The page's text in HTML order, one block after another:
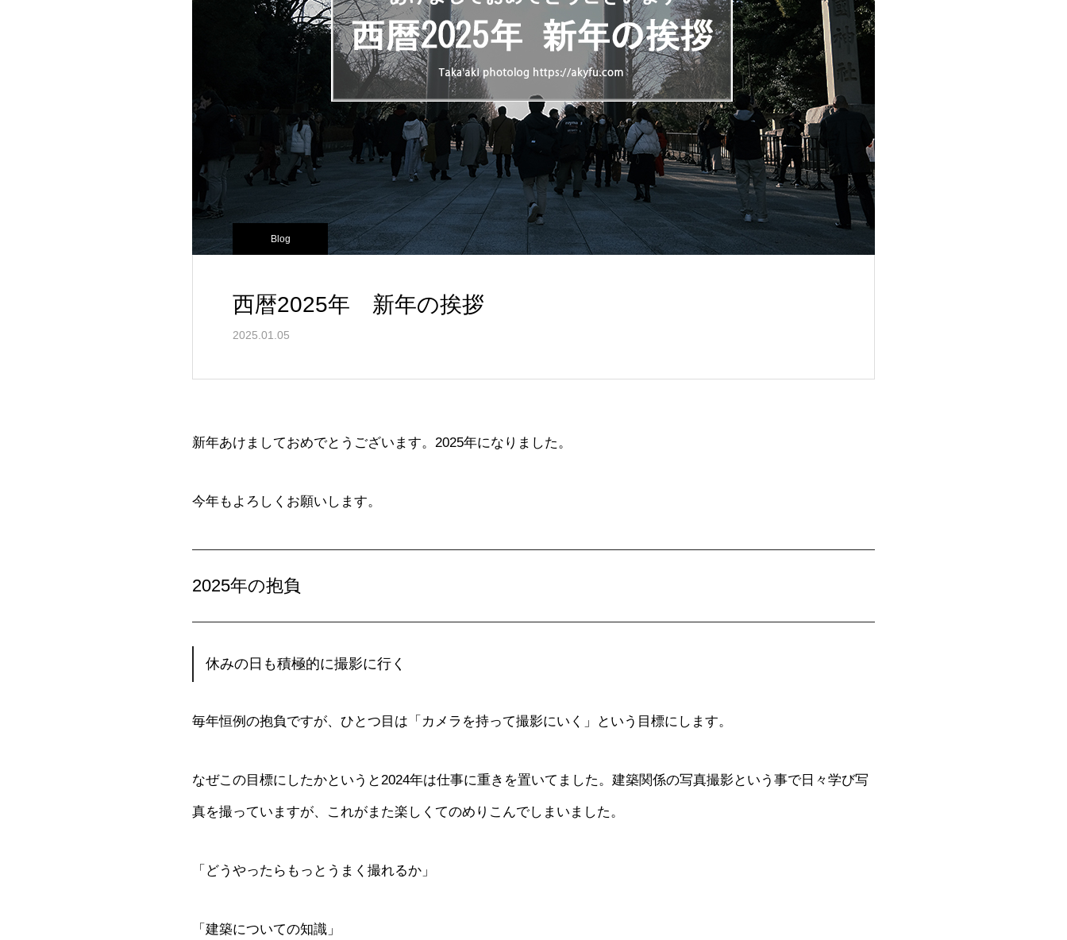
Blog
西暦2025年 新年の挨拶
2025.01.05
新年あけましておめでとうございます。2025年になりました。
今年もよろしくお願いします。
2025年の抱負
休みの日も積極的に撮影に行く
毎年恒例の抱負ですが、ひとつ目は「カメラを持って撮影にいく」という目標にします。
なぜこの目標にしたかというと2024年は仕事に重きを置いてました。建築関係の写真撮影という事で日々学び写
真を撮っていますが、これがまた楽しくてのめりこんでしまいました。
「どうやったらもっとうまく撮れるか」
「建築についての知識」